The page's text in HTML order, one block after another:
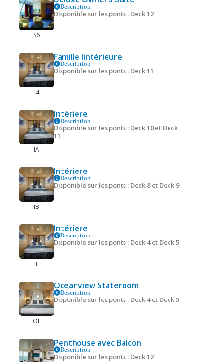
S6
Description
Disponible sur les ponts : Deck 12
I4
Famille lintérieure
Description
Disponible sur les ponts : Deck 11
IA
Intériere
Description
Disponible sur les ponts : Deck 10 et Deck
11
IB
Intériere
Description
Disponible sur les ponts : Deck 8 et Deck 9
IF
Intériere
Description
Disponible sur les ponts : Deck 4 et Deck 5
OF
Oceanview Stateroom
Description
Disponible sur les ponts : Deck 4 et Deck 5
Penthouse avec Balcon
Description
Disponible sur les ponts : Deck 12